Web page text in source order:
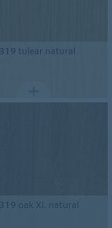
tulear natural
oak XL natural